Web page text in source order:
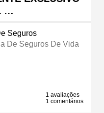
…
Seguros
De Seguros De Vida
1 avaliações
1 comentários